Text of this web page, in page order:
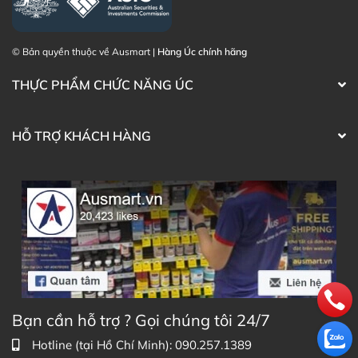
Điện thoại liên hệ đặt hàng:
Thạc sĩ Điều dưỡng & Cố vấn sản
© Bản quyền thuộc về Ausmart | Hàng Úc chính hãng
THỰC PHẨM CHỨC NĂNG ÚC
HỖ TRỢ KHÁCH HÀNG
Bạn cần hỗ trợ ? Gọi chúng tôi 24/7
Hotline (tại Hồ Chí Minh): 090.257.1389